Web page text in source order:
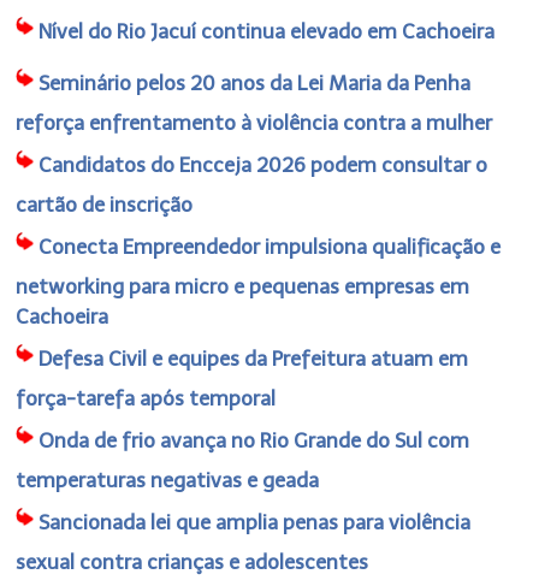
Nível do Rio Jacuí continua elevado em Cachoeira
Seminário pelos 20 anos da Lei Maria da Penha
reforça enfrentamento à violência contra a mulher
Candidatos do Encceja 2026 podem consultar o
cartão de inscrição
Conecta Empreendedor impulsiona qualificação e
networking para micro e pequenas empresas em
Cachoeira
Defesa Civil e equipes da Prefeitura atuam em
força-tarefa após temporal
Onda de frio avança no Rio Grande do Sul com
temperaturas negativas e geada
Sancionada lei que amplia penas para violência
sexual contra crianças e adolescentes